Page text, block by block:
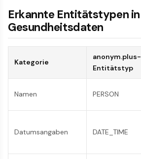
Erkannte Entitätstypen in
Gesundheitsdaten
Kategorie
anonym.plus-
Entitätstyp
Namen PERSON
Datumsangaben DATE_TIME